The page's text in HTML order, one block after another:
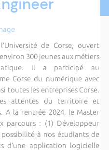
de Corse, ouvert
300 jeunes aux métiers
Il a participé au
Corse du numérique avec
toutes les entreprises Corse.
attentes du territoire et
A la rentrée 2024, le Master
parcours : (1) Développeur
à nos étudiants de
d’une application logicielle